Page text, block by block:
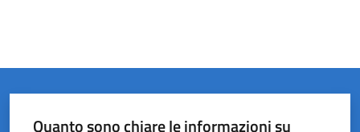
argomenti
Quanto sono chiare le informazioni su